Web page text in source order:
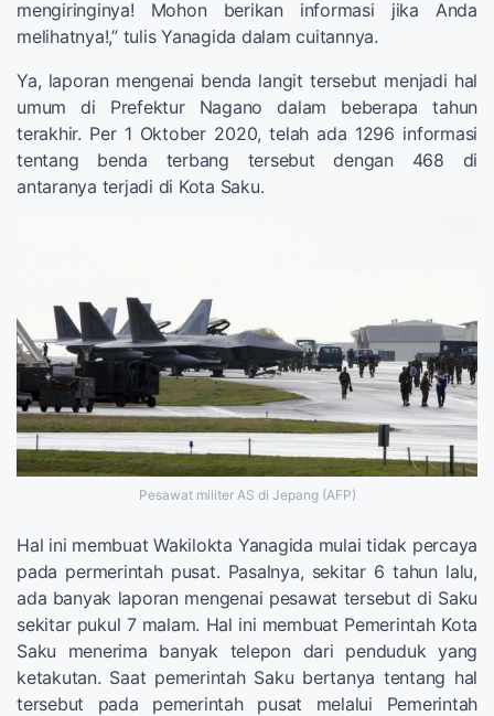
mengiringinya! Mohon berikan informasi jika Anda
melihatnya!,” tulis Yanagida dalam cuitannya.
Ya, laporan mengenai benda langit tersebut menjadi hal
umum di Prefektur Nagano dalam beberapa tahun
terakhir. Per 1 Oktober 2020, telah ada 1296 informasi
tentang benda terbang tersebut dengan 468 di
antaranya terjadi di Kota Saku.
Pesawat militer AS di Jepang (AFP)
Hal ini membuat Wakilokta Yanagida mulai tidak percaya
pada permerintah pusat. Pasalnya, sekitar 6 tahun lalu,
ada banyak laporan mengenai pesawat tersebut di Saku
sekitar pukul 7 malam. Hal ini membuat Pemerintah Kota
Saku menerima banyak telepon dari penduduk yang
ketakutan. Saat pemerintah Saku bertanya tentang hal
tersebut pada pemerintah pusat melalui Pemerintah